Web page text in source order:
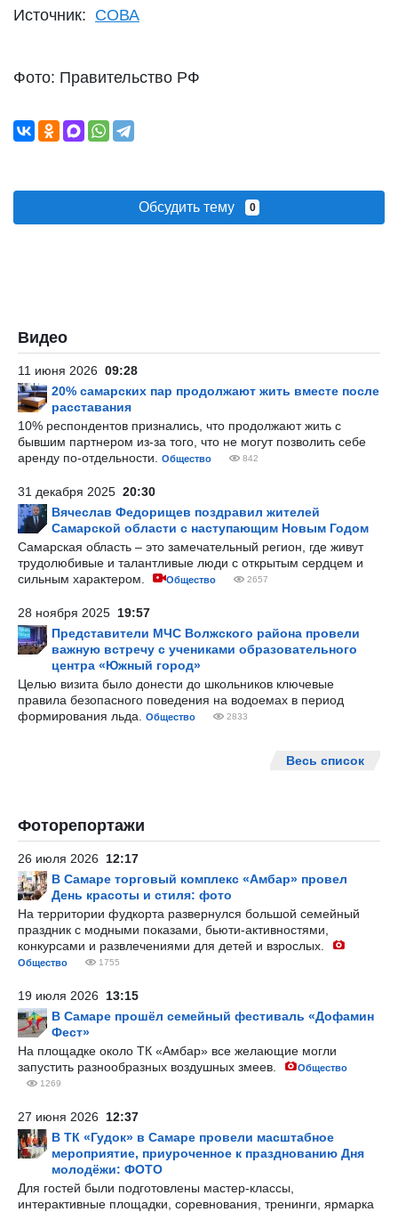
Источник: СОВА
Фото: Правительство РФ
Обсудить тему 0
Видео
11 июня 2026 09:28
20% самарских пар продолжают жить вместе после
расставания
10% респондентов признались, что продолжают жить с
бывшим партнером из-за того, что не могут позволить себе
аренду по-отдельности.
Общество 842
31 декабря 2025 20:30
Вячеслав Федорищев поздравил жителей
Самарской области с наступающим Новым Годом
Самарская область – это замечательный регион, где живут
трудолюбивые и талантливые люди с открытым сердцем и
сильным характером.
Общество 2657
28 ноября 2025 19:57
Представители МЧС Волжского района провели
важную встречу с учениками образовательного
центра «Южный город»
Целью визита было донести до школьников ключевые
правила безопасного поведения на водоемах в период
формирования льда.
Общество 2833
Весь список
Фоторепортажи
26 июля 2026 12:17
В Самаре торговый комплекс «Амбар» провел
День красоты и стиля: фото
На территории фудкорта развернулся большой семейный
праздник с модными показами, бьюти-активностями,
конкурсами и развлечениями для детей и взрослых.
Общество 1755
19 июля 2026 13:15
В Самаре прошёл семейный фестиваль «Дофамин
Фест»
На площадке около ТК «Амбар» все желающие могли
запустить разнообразных воздушных змеев.
Общество
1269
27 июня 2026 12:37
В ТК «Гудок» в Самаре провели масштабное
мероприятие, приуроченное к празднованию Дня
молодёжи: ФОТО
Для гостей были подготовлены мастер-классы,
интерактивные площадки, соревнования, тренинги, ярмарка